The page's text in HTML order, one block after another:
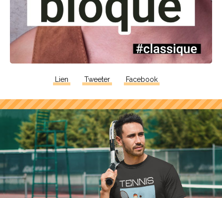
Lien Tweeter Facebook